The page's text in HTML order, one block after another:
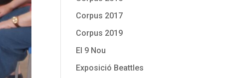
Corpus 2017
Corpus 2019
El 9 Nou
Exposició Beattles